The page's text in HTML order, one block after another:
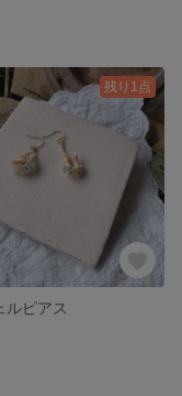
残り1点
ルピアス